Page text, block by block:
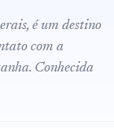
é um destino
com a
Conhecida